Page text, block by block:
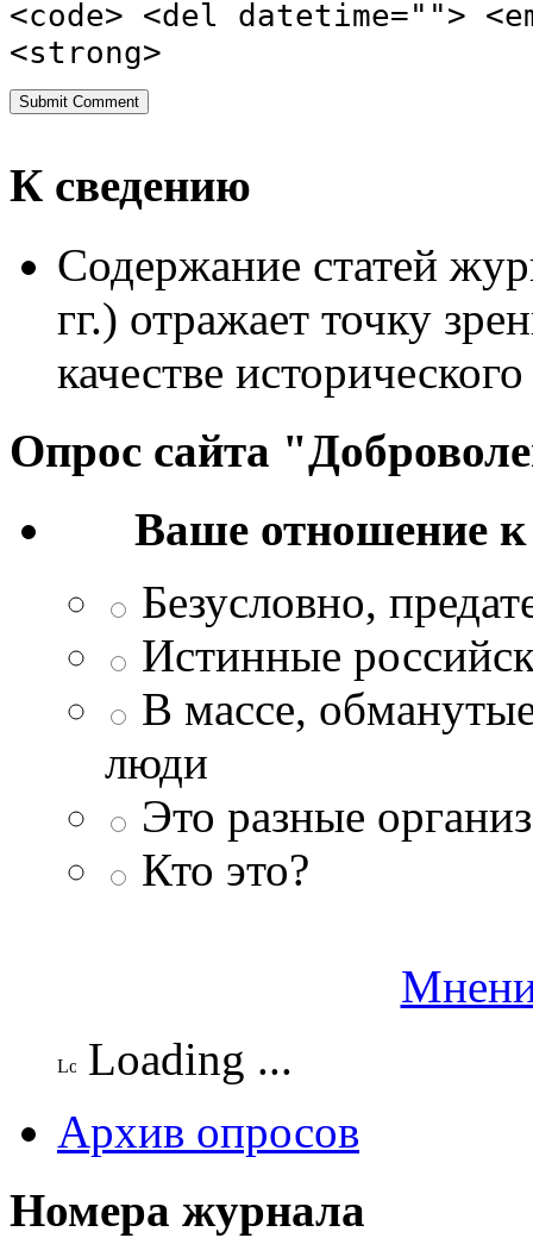
<code> <del datetime="">
<strong>
К сведению
Содержание статей
гг.) отражает точку
качестве
Опрос сайта
Ваше отношение
Безусловно,
Истинные
В массе,
люди
Это разные
Кто это?
Loading ...
Архив опросов
Номера журнала